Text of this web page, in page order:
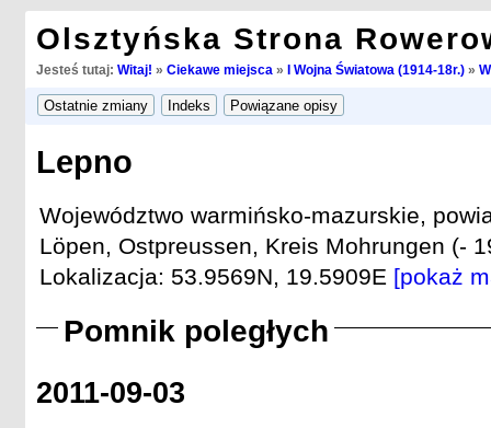
Olsztyńska Strona
Jesteś tutaj: Witaj! » Ciekawe miejsca » I Wojna Światowa (1914-18r.)»
Lepno
Województwo warmińsko-mazurskie,
Löpen, Ostpreussen, Kreis Mohrungen (-
Lokalizacja: 53.9569N, 19.5909E [pokaż
Pomnik poległych
2011-09-03